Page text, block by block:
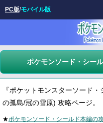
ポケモンソード・シー
『ポケットモンスターソード
の孤島/冠の雪原) 攻略ページ。
★ポケモンソード・シールド本編の
PC版/モバイル版